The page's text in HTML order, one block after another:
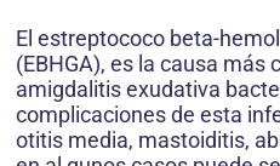
El estreptococo beta-
(EBHGA), es la causa más
amigdalitis exudativa
complicaciones de esta
otitis media, mastoiditis,